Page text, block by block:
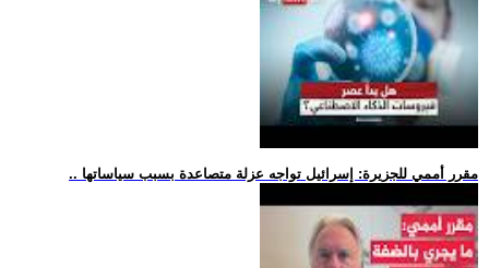
.. مقرر أممي للجزيرة: إسرائيل تواجه عزلة متصاعدة بسبب سياساتها